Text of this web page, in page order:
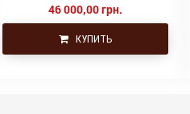
46 000,00 грн.
КУПИТЬ